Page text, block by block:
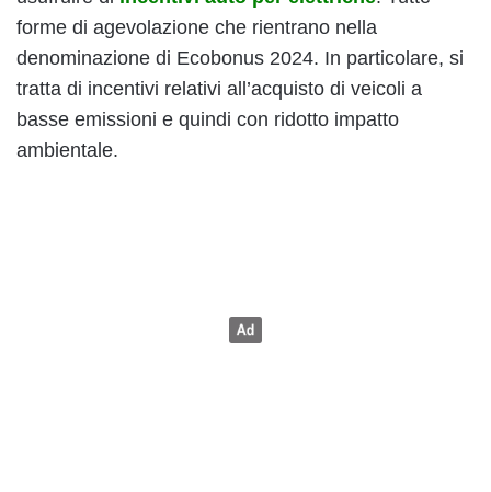
forme di agevolazione che rientrano nella
denominazione di Ecobonus 2024. In particolare, si
tratta di incentivi relativi all’acquisto di veicoli a
basse emissioni e quindi con ridotto impatto
ambientale.